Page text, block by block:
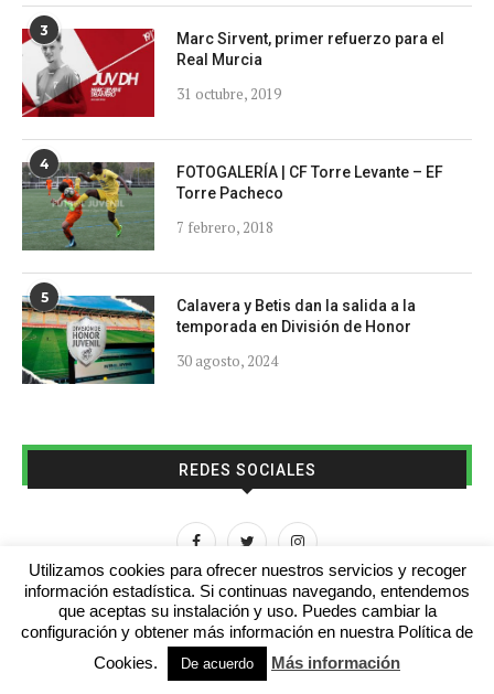
3
Marc Sirvent, primer refuerzo para el
Real Murcia
31 octubre, 2019
4
FOTOGALERÍA | CF Torre Levante – EF
Torre Pacheco
7 febrero, 2018
5
Calavera y Betis dan la salida a la
temporada en División de Honor
30 agosto, 2024
REDES SOCIALES
Utilizamos cookies para ofrecer nuestros servicios y recoger
información estadística. Si continuas navegando, entendemos
que aceptas su instalación y uso. Puedes cambiar la
configuración y obtener más información en nuestra Política de
Cookies.
De acuerdo Más información